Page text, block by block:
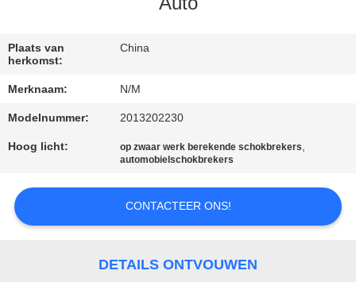
CONTACT
MET
NIEUWS
EEN
OFFERTE
Plaats van
herkomst:
China
Merknaam: N/M
Modelnummer: 2013202230
Hoog licht: op zwaar werk berekende schokbrekers,
automobielschokbrekers
CONTACTEER ONS!
DETAILS ONTVOUWEN